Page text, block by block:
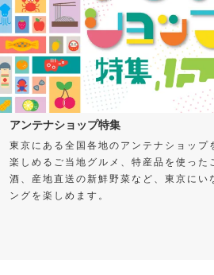
アンテナショップ特集
東京にある全国各地のアンテナショップ
楽しめるご当地グルメ、特産品を使った
酒、産地直送の新鮮野菜など、東京にい
ングを楽しめます。